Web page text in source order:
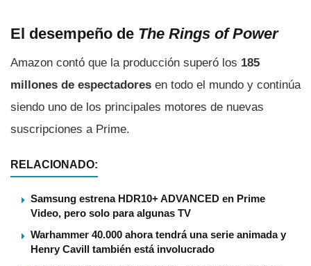
El desempeño de The Rings of Power
Amazon contó que la producción superó los 185
millones de espectadores en todo el mundo y continúa
siendo uno de los principales motores de nuevas
suscripciones a Prime.
RELACIONADO:
Samsung estrena HDR10+ ADVANCED en Prime
Video, pero solo para algunas TV
Warhammer 40.000 ahora tendrá una serie animada y
Henry Cavill también está involucrado